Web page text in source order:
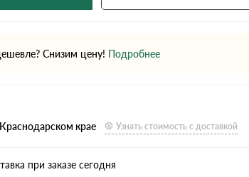
Снизим цену! Подробнее
крае Узнать стоимость с доставкой
при заказе сегодня